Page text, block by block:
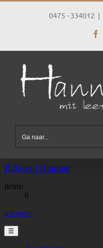
Ga
0475 - 334012 |
Ga naar...